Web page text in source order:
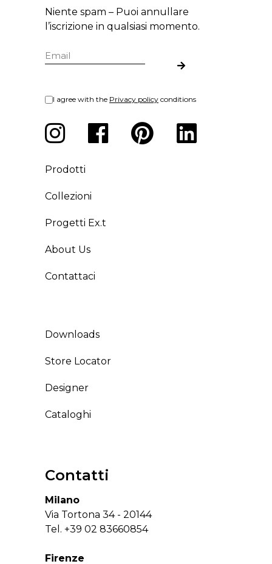
Niente spam – Puoi annullare
l’iscrizione in qualsiasi momento.
I agree with the Privacy policy conditions
Prodotti
Collezioni
Progetti Ex.t
About Us
Contattaci
Downloads
Store Locator
Designer
Cataloghi
Contatti
Milano
Via Tortona 34 - 20144
Tel. +39 02 83660854
Firenze